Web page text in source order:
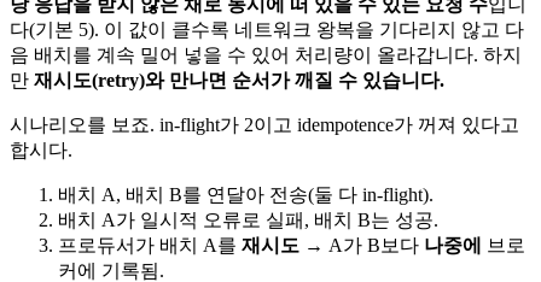
다(기본 5). 이 값이 클수록 네트워크 왕복을 기다리지 않고 다
음 배치를 계속 밀어 넣을 수 있어 처리량이 올라갑니다. 하지
만 재시도(retry)와 만나면 순서가 깨질 수 있습니다.
시나리오를 보죠. in-flight가 2이고 idempotence가 꺼져 있다고
합시다.
배치 A, 배치 B를 연달아 전송(둘 다 in-flight).
배치 A가 일시적 오류로 실패, 배치 B는 성공.
프로듀서가 배치 A를 재시도 → A가 B보다 나중에
브로
커에 기록됨.